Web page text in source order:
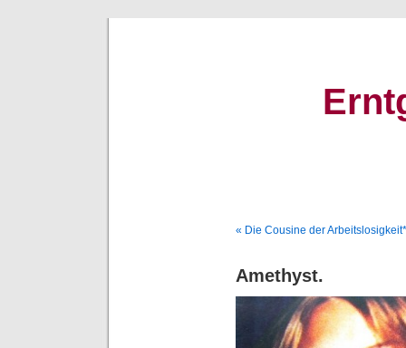
« Die Cousine der Arbeitslosigkeit*
Amethyst.